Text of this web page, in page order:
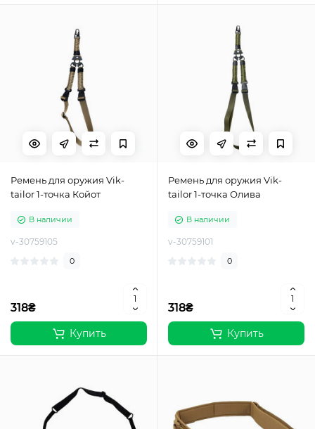
Ремень для оружия Vik-
tailor 1-точка Койот
В наличии
v-30759105
0
318₴
Купить
Ремень для оружия Vik-
tailor 1-точка Олива
В наличии
v-30759101
0
318₴
Купить